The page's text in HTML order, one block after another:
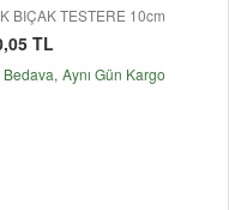
BIÇAK TESTERE 10cm
TL
Bedava Aynı Gün Kargo